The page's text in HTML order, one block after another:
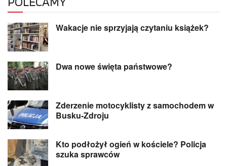
Wakacje nie sprzyjają czytaniu książek?
Dwa nowe święta państwowe?
Zderzenie motocyklisty z samochodem w
Busku-Zdroju
Kto podłożył ogień w kościele? Policja
szuka sprawców